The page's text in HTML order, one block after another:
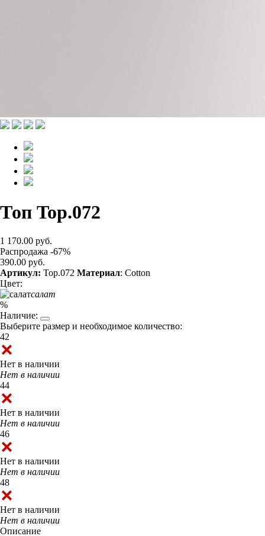
Топ Top.072
1 170.00 руб.
Распродажа -67%
390.00 руб.
Артикул: Top.072 Материал: Cotton
Цвет:
салат
%
Наличие:
Выберите размер и необходимое количество:
42
Нет в наличии
Нет в наличии
44
Нет в наличии
Нет в наличии
46
Нет в наличии
Нет в наличии
48
Нет в наличии
Нет в наличии
Описание